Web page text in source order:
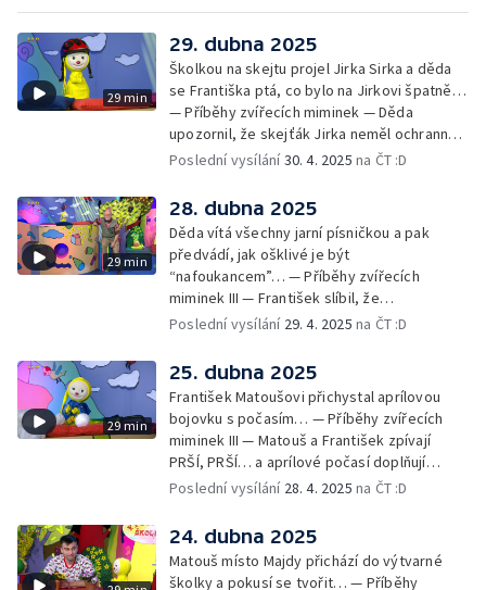
29 min
29. dubna 2025
Školkou na skejtu projel Jirka Sirka a děda
se Františka ptá, co bylo na Jirkovi špatně…
— Příběhy zvířecích miminek — Děda
upozornil, že skejťák Jirka neměl ochranné
pomůcky: helmu a chrániče pro
Obrázky a rozloučení
Poslední vysílání30. 4. 2025 na ČT :D
29 min
28. dubna 2025
Děda vítá všechny jarní písničkou a pak
předvádí, jak ošklivé je být
“nafoukancem”… — Příběhy zvířecích
miminek III — František slíbil, že
nafoukancem nikdy nebude a děda mu písní
Cvoček astronautem — Obrázky a
rozloučení
Poslední vysílání 29. 4. 2025 na ČT :D
29 min
25. dubna 2025
František Matoušovi přichystal aprílovou
bojovku s počasím… — Příběhy zvířecích
miminek III — Matouš a František zpívají
PRŠÍ, PRŠÍ… a aprílové počasí doplňují
deštěm… — Cvoček astronautem —
Poslední vysílání 28. 4. 2025 na ČT :D
24. dubna 2025
Matouš místo Majdy přichází do výtvarné
školky a pokusí se tvořit… — Příběhy